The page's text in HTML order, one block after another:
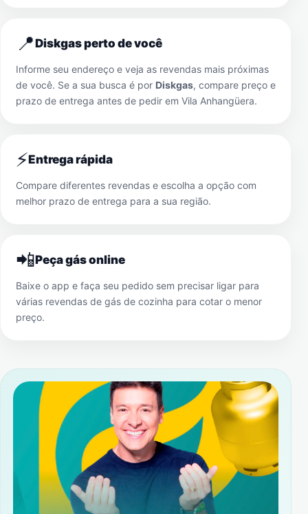
📍Diskgas perto de você
Informe seu endereço e veja as revendas mais próximas
de você. Se a sua busca é por Diskgas, compare preço e
prazo de entrega antes de pedir em Vila Anhangüera.
⚡Entrega rápida
Compare diferentes revendas e escolha a opção com
melhor prazo de entrega para a sua região.
📲Peça gás online
Baixe o app e faça seu pedido sem precisar ligar para
várias revendas de gás de cozinha para cotar o menor
preço.